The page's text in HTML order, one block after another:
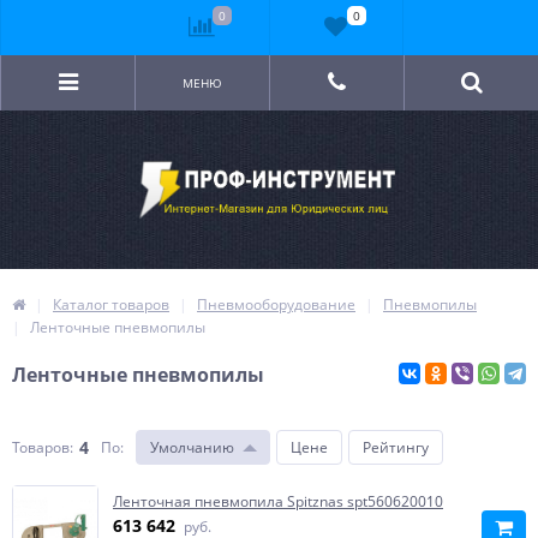
МЕНЮ
Каталог товаров Пневмооборудование
Пневмопилы
Ленточные пневмопилы
Ленточные пневмопилы
Товаров: 4 По: Умолчанию Цене Рейтингу
Ленточная пневмопила Spitznas spt560620010
613 642 руб.
0 0